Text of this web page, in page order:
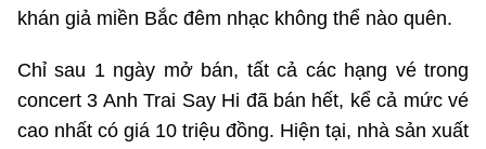
Điện thoại: 024 3936 9506
Theo dõi MST trên
khán giả miền Bắc đêm nhạc không thể nào quên.
Chỉ sau 1 ngày mở bán, tất cả các hạng vé trong
concert 3 Anh Trai Say Hi đã bán hết, kể cả mức vé
cao nhất có giá 10 triệu đồng. Hiện tại, nhà sản xuất